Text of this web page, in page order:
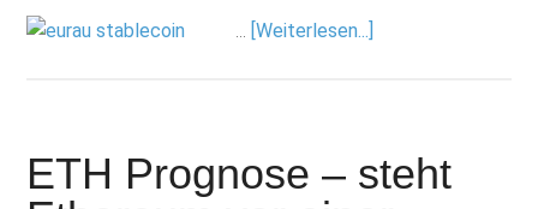
… [Weiterlesen...]
ETH Prognose – steht